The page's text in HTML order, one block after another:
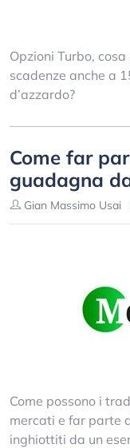
Opzioni Turbo,
scadenze anche a
d’azzardo?
Come far
guadagna
Gian Massimo Usai
Come possono i
mercati e far parte
inghiottiti da un